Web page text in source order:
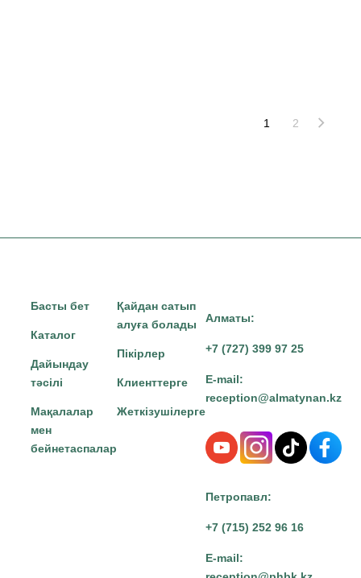
1 2
Басты бет
Каталог
Дайындау
тәсілі
Мақалалар
мен
бейнетаспалар
Қайдан сатып
алуға болады
Пікірлер
Клиенттерге
Жеткізушілерге
Алматы:
+7 (727) 399 97 25
E-mail:
reception@almatynan.kz
Петропавл:
+7 (715) 252 96 16
E-mail: